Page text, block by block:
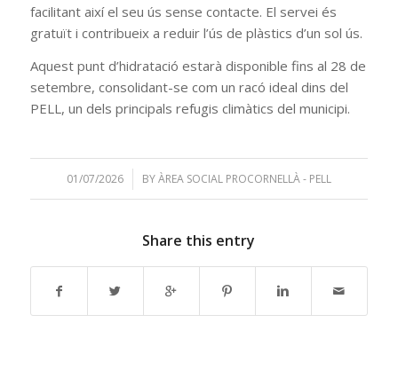
facilitant així el seu ús sense contacte. El servei és
gratuït i contribueix a reduir l’ús de plàstics d’un sol ús.
Aquest punt d’hidratació estarà disponible fins al 28 de
setembre, consolidant-se com un racó ideal dins del
PELL, un dels principals refugis climàtics del municipi.
01/07/2026
/ BYÀREA SOCIAL PROCORNELLÀ - PELL
Share this entry